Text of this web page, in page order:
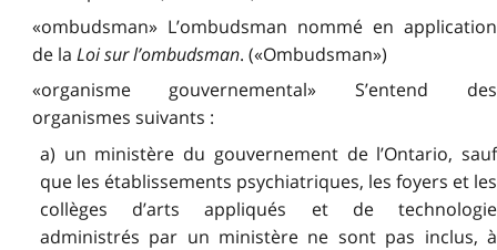
«ombudsman» L’ombudsman nommé en application
de la Loi sur l’ombudsman. («Ombudsman»)
«organisme gouvernemental» S’entend des
organismes suivants :
a) un ministère du gouvernement de l’Ontario, sauf
que les établissements psychiatriques, les foyers et les
collèges d’arts appliqués et de technologie
administrés par un ministère ne sont pas inclus, à